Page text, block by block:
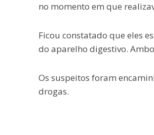
no momento em que
Ficou constatado que eles
do aparelho digestivo.
Os suspeitos foram
drogas.